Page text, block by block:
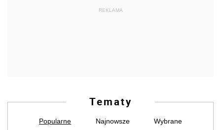
REKLAMA
Tematy
Popularne Najnowsze Wybrane